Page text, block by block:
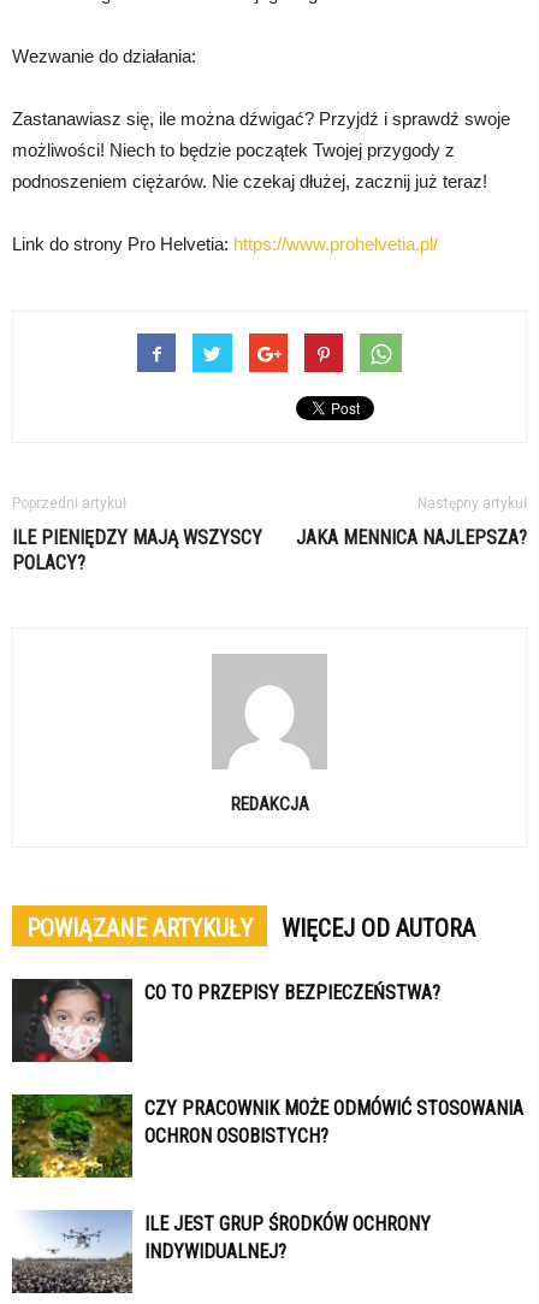
Wezwanie do działania:
Zastanawiasz się, ile można dźwigać? Przyjdź i sprawdź swoje
możliwości! Niech to będzie początek Twojej przygody z
podnoszeniem ciężarów. Nie czekaj dłużej, zacznij już teraz!
Link do strony Pro Helvetia: https://www.prohelvetia.pl/
Poprzedni artykuł
ILE PIENIĘDZY MAJĄ WSZYSCY
POLACY?
Następny artykuł
JAKA MENNICA NAJLEPSZA?
REDAKCJA
POWIĄZANE ARTYKUŁY WIĘCEJ OD AUTORA
CO TO PRZEPISY BEZPIECZEŃSTWA?
CZY PRACOWNIK MOŻE ODMÓWIĆ STOSOWANIA
OCHRON OSOBISTYCH?
ILE JEST GRUP ŚRODKÓW OCHRONY
INDYWIDUALNEJ?